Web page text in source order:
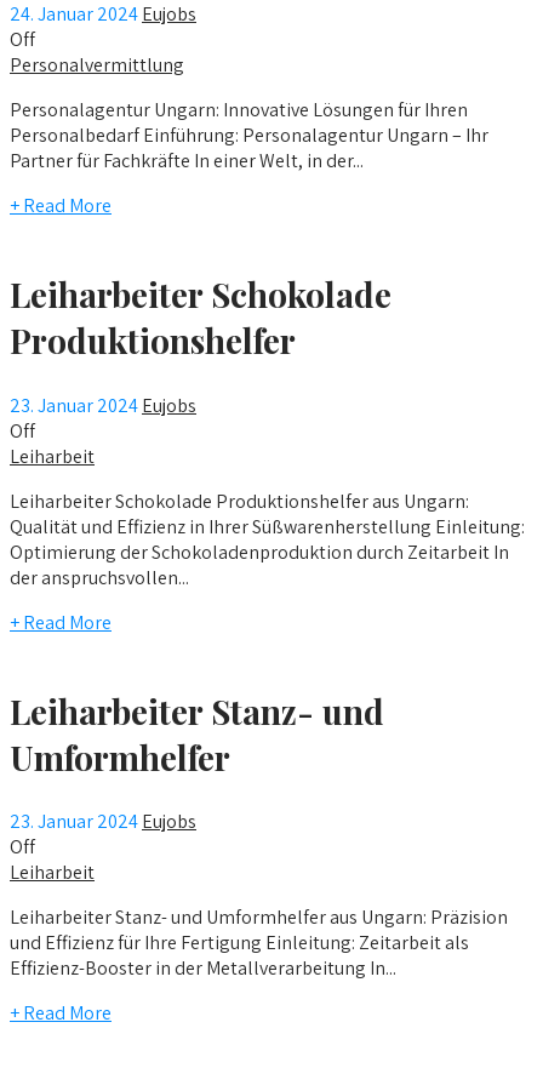
24. Januar 2024Eujobs
Off
Personalvermittlung
Personalagentur Ungarn: Innovative Lösungen für Ihren
Personalbedarf Einführung: Personalagentur Ungarn – Ihr
Partner für Fachkräfte In einer Welt, in der...
+ Read More
Leiharbeiter Schokolade
Produktionshelfer
23. Januar 2024Eujobs
Off
Leiharbeit
Leiharbeiter Schokolade Produktionshelfer aus Ungarn:
Qualität und Effizienz in Ihrer Süßwarenherstellung Einleitung:
Optimierung der Schokoladenproduktion durch Zeitarbeit In
der anspruchsvollen...
+ Read More
Leiharbeiter Stanz- und
Umformhelfer
23. Januar 2024Eujobs
Off
Leiharbeit
Leiharbeiter Stanz- und Umformhelfer aus Ungarn: Präzision
und Effizienz für Ihre Fertigung Einleitung: Zeitarbeit als
Effizienz-Booster in der Metallverarbeitung In...
+ Read More